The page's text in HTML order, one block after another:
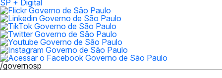
SP + Digital
/governosp